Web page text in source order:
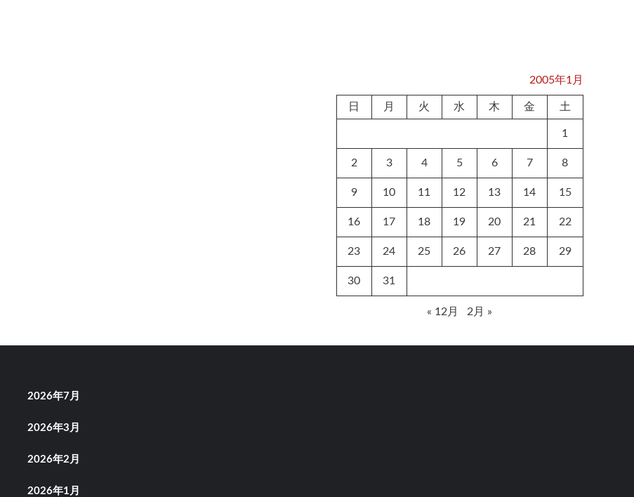
2005年1月
日 月 火 水 木 金 土
1
2 3 4 5 6 7 8
9 10 11 12 13 14 15
16 17 18 19 20 21 22
23 24 25 26 27 28 29
30 31
« 12月 2月 »
2026年7月
2026年3月
2026年2月
2026年1月